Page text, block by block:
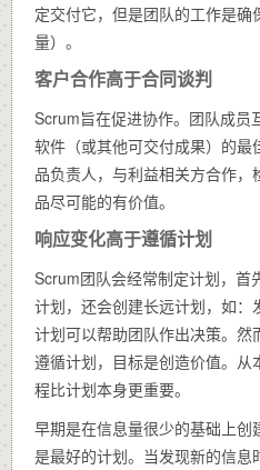
定交付它，但是团队的工作是
量）。
客户合作高于合同谈判
Scrum旨在促进协作。团队成员
软件（或其他可交付成果）的
品负责人，与利益相关方合作
品尽可能的有价值。
响应变化高于遵循计划
Scrum团队会经常制定计划，首
计划，还会创建长远计划，如
计划可以帮助团队作出决策。
遵循计划，目标是创造价值。
程比计划本身更重要。
早期是在信息量很少的基础上
是最好的计划。当发现新的信